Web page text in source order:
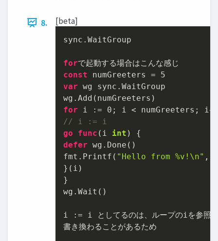
8. [beta]
sync.WaitGroup
for
const numGreeters = 5
var wg sync.WaitGroup
for i := 0
// i := i
go
func (i int )
defer wg.Done()
fmt.Printf( "Hello from %v!\n" ,
}(i)
}
wg.Wait()
i := i としてるのは、ループのiを参照
書き換わることがあるため